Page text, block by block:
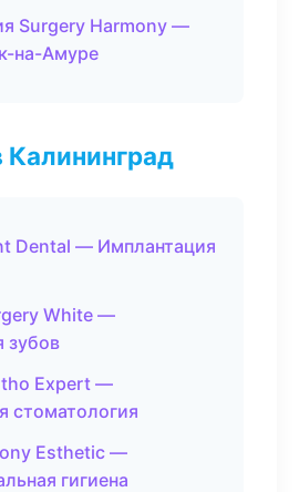
Surgery Harmony —
на-Амуре
Калининград
Dental — Имплантация
White —
зубов
Expert —
стоматология
Esthetic —
гигиена